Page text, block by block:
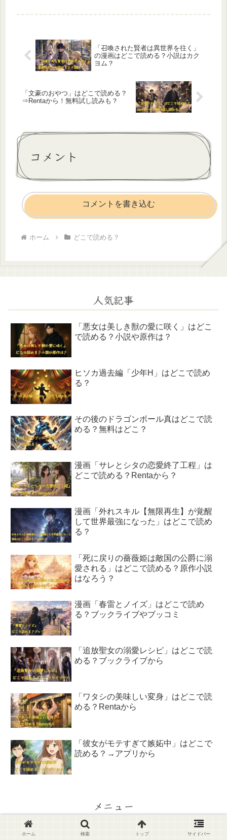
82歳のお婆ちゃんが異世界で人生をや
り直す、ほっこり系異世界転生漫画の
あらすじ・登場人物・見どころもまと
めました。
「召喚された賢者は異世界を往く」
の漫画はどこで読める？小説はカク
ヨム？
「文豪のおやつ」はどこで読める？
⇒Rentaから！無料試し読みも？
コメント
コメントを書き込む
ホーム どこで読める？
人気記事
「悪女は美しき獣の愛に咲く」はどこ
で読める？小説や原作は？
ヒソカ過去編「少年H」はどこで読め
る？
その後のドラゴンボール真はどこで読
める？無料はどこ？
漫画「サレとシタの恋愛終了工程」は
どこで読める？Rentaから？
漫画「外れスキル【無限再生】が覚醒
して世界最強になった」はどこで読め
る？
「死に戻りの薔薇姫は敵国の公爵に溺
愛される」はどこで読める？原作小説
はなろう？
漫画「春雷とノイズ」はどこで読め
る？ブックライブやブッコミ
「追放聖女の溺愛レシピ」はどこで読
める？ブックライブから
「ワタシの美味しい変身」はどこで読
める？Rentaから
「彼女がモテすぎて嫉妬中」はどこで
読める？→アプリから
メニュー
ホーム
ホーム 検索 トップ サイドバー